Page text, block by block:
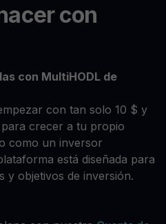
con
con MultiHODL de
con tan solo 10 $ y
crecer a tu propio
como un inversor
está diseñada para
y objetivos de inversión.